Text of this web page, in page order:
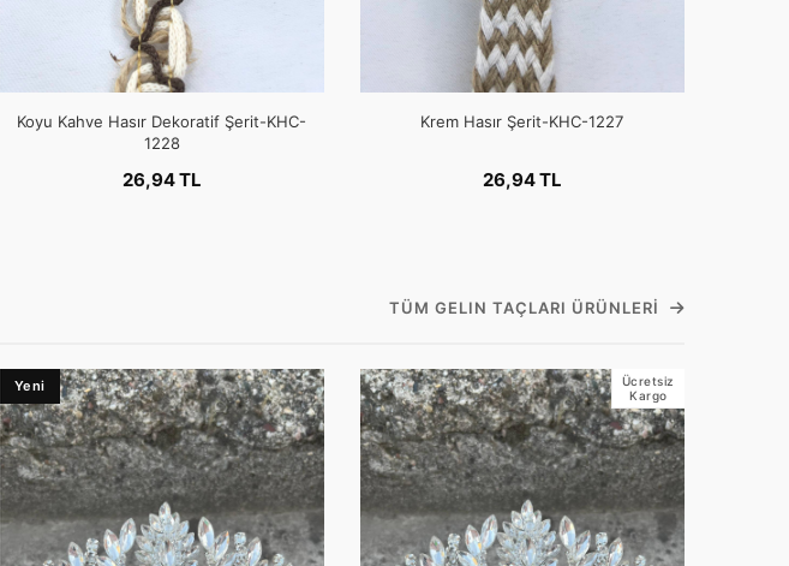
Koyu Kahve Hasır Dekoratif Şerit-KHC-
1228
26,94 TL
Krem Hasır Şerit-KHC-1227
26,94 TL
TÜM GELIN TAÇLARI ÜRÜNLERI
Yeni
Ücretsiz
Kargo